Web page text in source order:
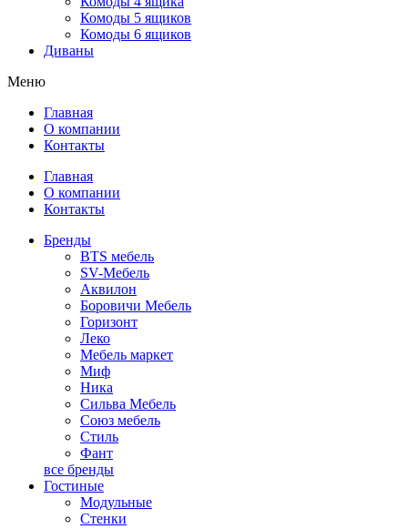
Комоды 5 ящиков
Комоды 6 ящиков
Диваны
Меню
Главная
О компании
Контакты
Главная
О компании
Контакты
Бренды
BTS мебель
SV-Мебель
Аквилон
Боровичи Мебель
Горизонт
Леко
Мебель маркет
Миф
Ника
Сильва Мебель
Союз мебель
Стиль
Фант
все бренды
Гостиные
Модульные
Стенки